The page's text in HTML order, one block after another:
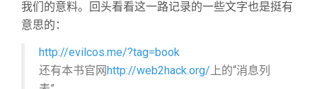
我们的意料。回头看看这一路记录的一些文字也是挺有
意思的：
http://evilcos.me/?tag=book
还有本书官网http://web2hack.org/上的“消息列